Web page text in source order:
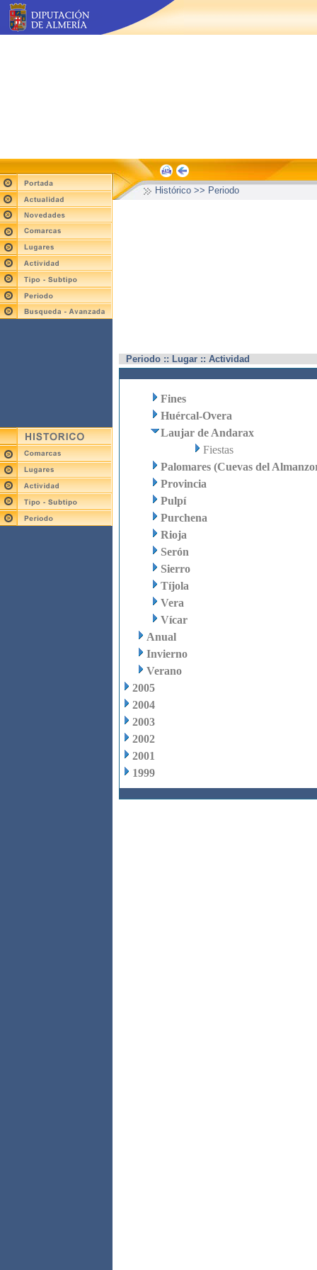
Histórico >> Periodo
Periodo :: Lugar :: Actividad
Fines
Huércal-Overa
Laujar de Andarax
Fiestas
Palomares (Cuevas del
Provincia
Pulpí
Purchena
Rioja
Serón
Sierro
Tíjola
Vera
Vícar
Anual
Invierno
Verano
2005
2004
2003
2002
2001
1999